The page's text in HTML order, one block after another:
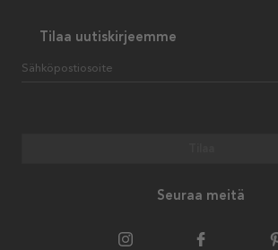
Tilaa uutiskirjeemme
Sähköpostiosoite
Seuraa meitä